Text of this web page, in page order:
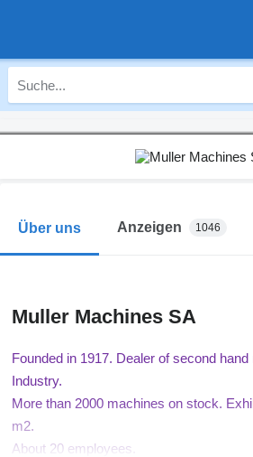
Über uns Anzeigen 1046
Muller Machines SA
Founded in 1917. Dealer of second
Industry.
More than 2000 machines on stock.
m2.
About 20 employees.